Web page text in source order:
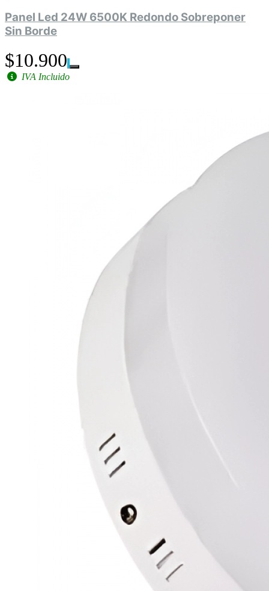
Panel Led 24W 6500K Redondo Sobreponer
Sin Borde
$10.900
IVA Incluido